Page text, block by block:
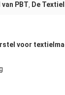
PBT, De
voor